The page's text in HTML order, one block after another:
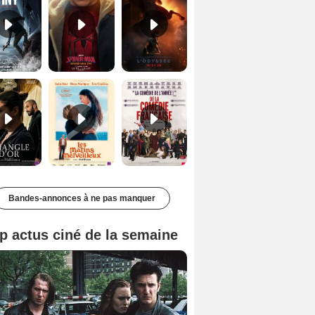
Le Triangle d'or Bande-annonce VF De la Comédie-Française Teaser VF
Bandes-annonces à ne pas manquer
actus ciné de la semaine